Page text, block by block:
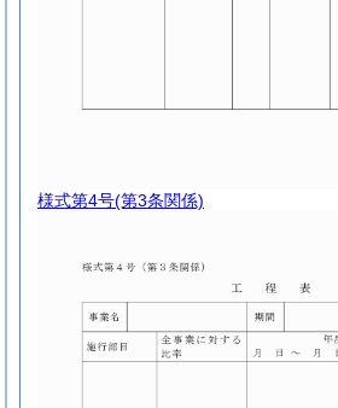
様式第4号(第3条関係)